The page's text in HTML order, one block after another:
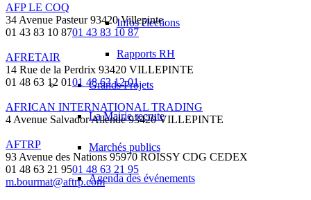
Infos élections
Rapports RH
Grands Projets
La Mairie recrute
Marchés publics
Agenda des événements
AFP LE COQ
34 Avenue Pasteur 93420 Villepinte
01 43 83 10 8701 43 83 10 87
AFRETAIR
14 Rue de la Perdrix 93420 VILLEPINTE
01 48 63 12 0101 48 63 12 01
AFRICAN INTERNATIONAL TRADING
4 Avenue Salvador Allende 93420 VILLEPINTE
AFTRP
93 Avenue des Nations 95970 ROISSY CDG CEDEX
01 48 63 21 9501 48 63 21 95
m.bourmat@aftrp.com